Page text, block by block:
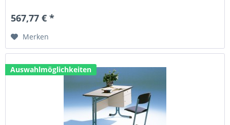
567,77 € *
Merken
Auswahlmöglichkeiten